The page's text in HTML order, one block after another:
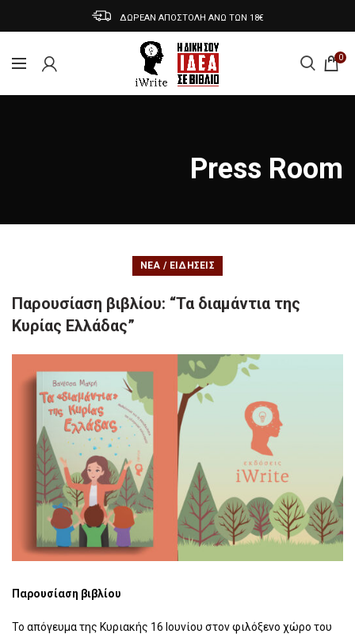
ΔΩΡΕΑΝ ΑΠΟΣΤΟΛΗ ΑΝΩ ΤΩΝ 18€
0
Press Room
ΝΈΑ / ΕΙΔΉΣΕΙΣ
Παρουσίαση βιβλίου: “Τα διαμάντια της
Κυρίας Ελλάδας”
Παρουσίαση βιβλίου
Το απόγευμα της Κυριακής 16 Ιουνίου στον φιλόξενο χώρο του